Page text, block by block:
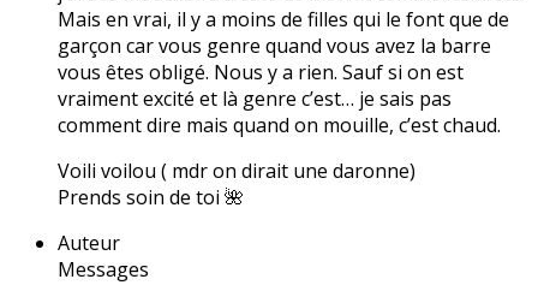
Mais en vrai, il y a moins de filles qui le font que de
garçon car vous genre quand vous avez la barre
vous êtes obligé. Nous y a rien. Sauf si on est
vraiment excité et là genre c’est… je sais pas
comment dire mais quand on mouille, c’est chaud.
Voili voilou ( mdr on dirait une daronne)
Prends soin de toi 🌺
Auteur
Messages